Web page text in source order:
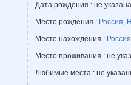
Дата рождения : не указана
Место рождения : Россия,
Место нахождения : Россия
Место проживания : не
Любимые места : не